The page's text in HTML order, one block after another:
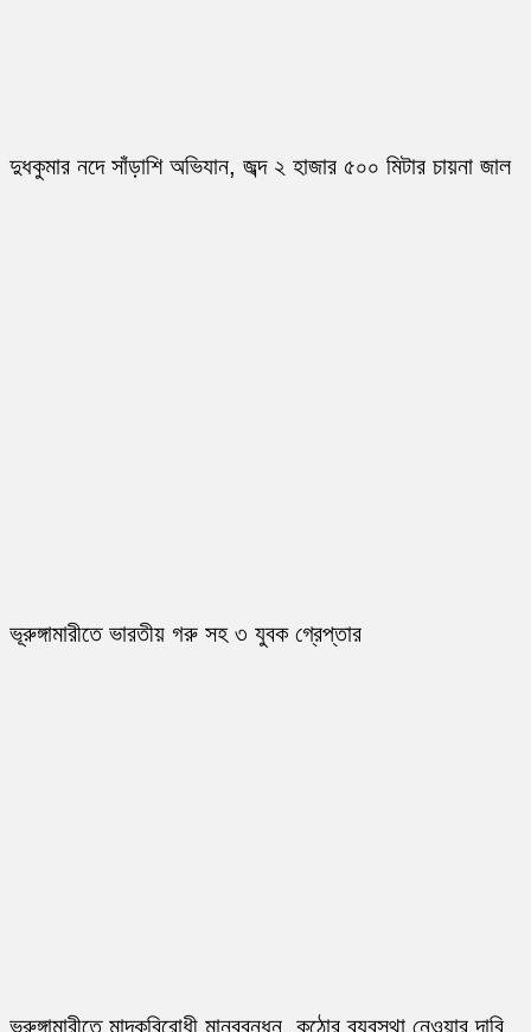
দুধকুমার নদে সাঁড়াশি অভিযান, জব্দ ২ হাজার ৫০০ মিটার চায়না জাল
ভূরুঙ্গামারীতে ভারতীয় গরু সহ ৩ যুবক গ্রেপ্তার
ভূরুঙ্গামারীতে মাদকবিরোধী মানববন্ধন, কঠোর ব্যবস্থা নেওয়ার দাবি